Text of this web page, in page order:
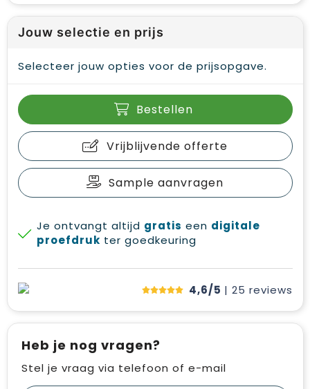
Jouw selectie en prijs
Selecteer jouw opties voor de prijsopgave.
Bestellen
Vrijblijvende offerte
Sample aanvragen
Je ontvangt altijd gratis een digitale
proefdruk ter goedkeuring
4,6/5 | 25 reviews
Heb je nog vragen?
Stel je vraag via telefoon of e-mail